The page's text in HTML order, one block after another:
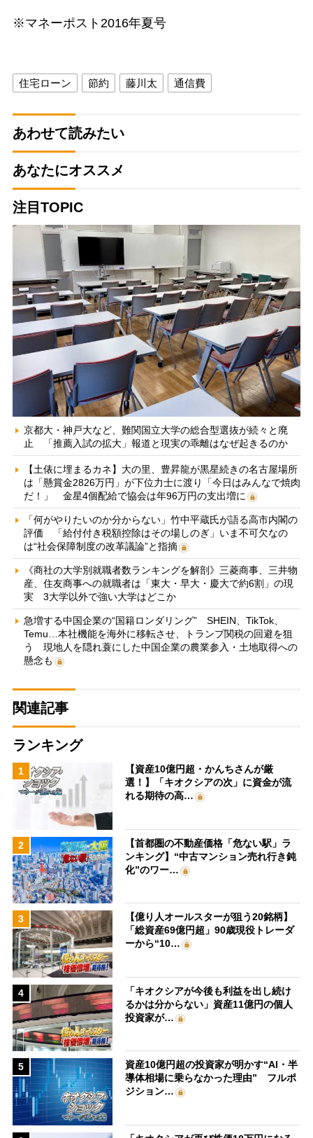
※マネーポスト2016年夏号
住宅ローン 節約 藤川太 通信費
あわせて読みたい
あなたにオススメ
注目TOPIC
京都大・神戸大など、難関国立大学の総合型選抜が続々と廃
止 「推薦入試の拡大」報道と現実の乖離はなぜ起きるのか
【土俵に埋まるカネ】大の里、豊昇龍が黒星続きの名古屋場所
は「懸賞金2826万円」が下位力士に渡り「今日はみんなで焼肉
だ！」 金星4個配給で協会は年96万円の支出増に
「何がやりたいのか分からない」竹中平蔵氏が語る高市内閣の
評価 「給付付き税額控除はその場しのぎ」いま不可欠なの
は“社会保障制度の改革議論”と指摘
《商社の大学別就職者数ランキングを解剖》三菱商事、三井物
産、住友商事への就職者は「東大・早大・慶大で約6割」の現
実 3大学以外で強い大学はどこか
急増する中国企業の“国籍ロンダリング” SHEIN、TikTok、
Temu…本社機能を海外に移転させ、トランプ関税の回避を狙
う 現地人を隠れ蓑にした中国企業の農業参入・土地取得への
懸念も
関連記事
ランキング
1
【資産10億円超・かんちさんが厳
選！】「キオクシアの次」に資金が流
れる期待の高…
2
【首都圏の不動産価格「危ない駅」ラ
ンキング】“中古マンション売れ行き鈍
化”のワー…
3
【億り人オールスターが狙う20銘柄】
「総資産69億円超」90歳現役トレーダ
ーから“10…
4
「キオクシアが今後も利益を出し続け
るかは分からない」資産11億円の個人
投資家が…
5
資産10億円超の投資家が明かす“AI・半
導体相場に乗らなかった理由” フルポ
ジション…